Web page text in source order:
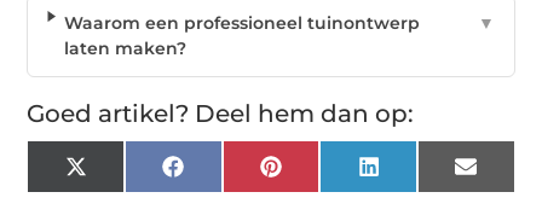
Waarom een professioneel tuinontwerp
laten maken?
▼
Goed artikel? Deel hem dan op:
X
(Twitter)
Facebook Pinterest LinkedIn Email